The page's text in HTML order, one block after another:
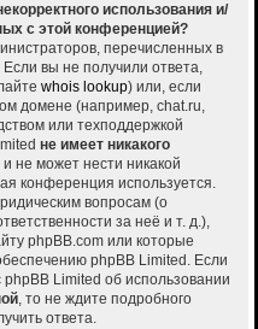
использования и/
с этой конференцией?
перечисленных в
вы не получили ответа,
whois lookup) или, если
домене (например, chat.ru,
или техподдержкой
не имеет никакого
и не может нести никакой
конференция используется.
вопросам (о
за неё и т. д.),
phpBB.com или которые
phpBB Limited. Если
Limited об использовании
, то не ждите подробного
ответа.